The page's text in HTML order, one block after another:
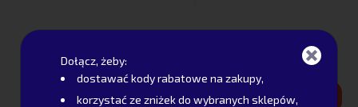
Cena: od. 359 zł Sprawdź teraz
Dołącz, żeby:
dostawać kody rabatowe na zakupy,
korzystać ze zniżek do wybranych sklepów,